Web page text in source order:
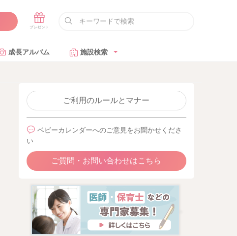
成長アルバム 施設検索
ご利用のルールとマナー
ベビーカレンダーへのご意見をお聞かせくださ
い
ご質問・お問い合わせはこちら